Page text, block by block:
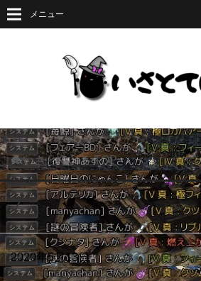
メニュー
いさとているTOP
7
2020年5月13日